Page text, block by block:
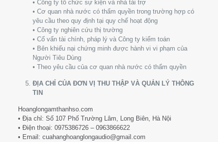
• Công ty tổ chức sự kiện và nhà tài trợ
• Cơ quan nhà nước có thẩm quyền trong trường hợp có
yêu cầu theo quy định tại quy chế hoạt động
• Công ty nghiên cứu thị trường
• Cố vấn tài chính, pháp lý và Công ty kiểm toán
• Bên khiếu nại chứng minh được hành vi vi phạm của
Người Tiêu Dùng
• Theo yêu cầu của cơ quan nhà nước có thẩm quyền
ĐỊA CHỈ CỦA ĐƠN VỊ THU THẬP VÀ QUẢN LÝ THÔNG
TIN
Hoanglongamthanhso.com
• Địa chỉ: Số 107 Phố Trường Lâm, Long Biên, Hà Nội
• Điện thoại: 0975386726 – 0963866622
• Email: cuahanghoanglongaudio@gmail.com